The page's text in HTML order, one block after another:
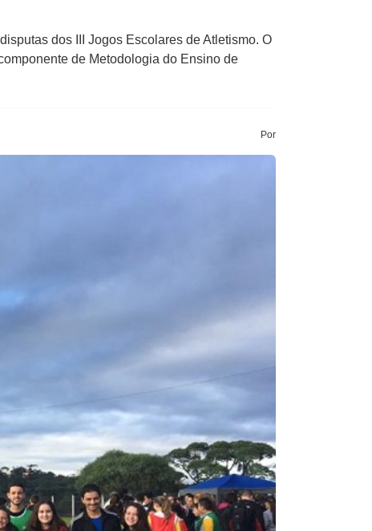
dos III Jogos Escolares de Atletismo. O
de Metodologia do Ensino de
Por